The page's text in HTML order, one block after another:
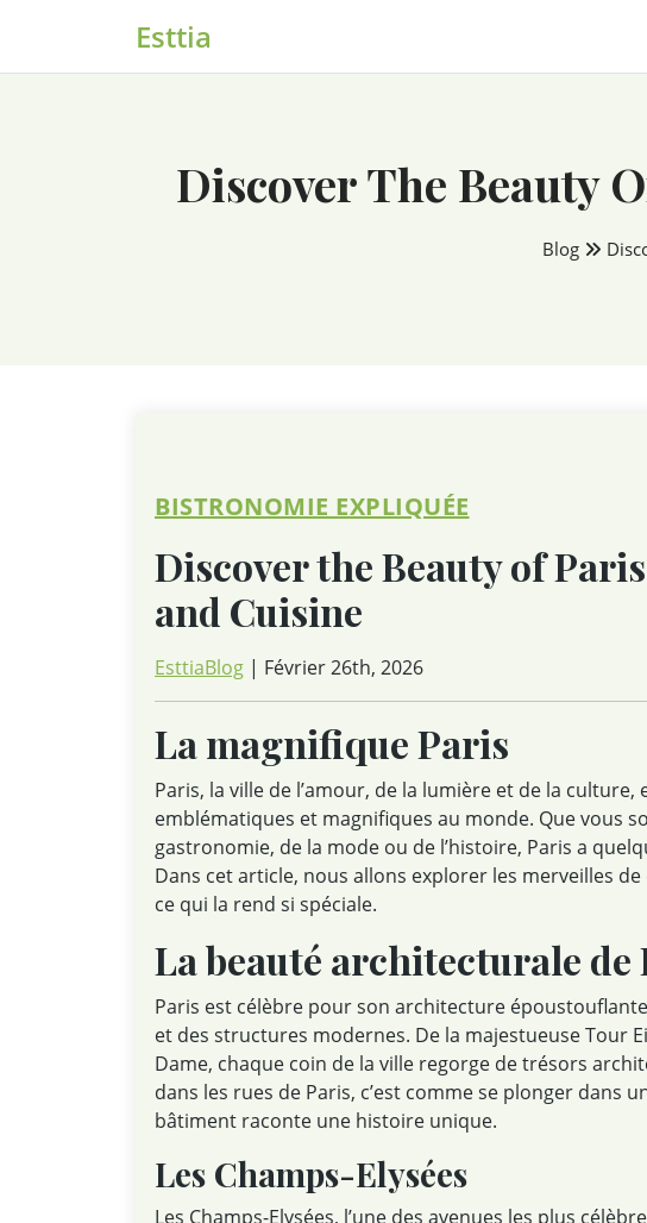
content
Esttia
Discover The Beauty
Blog
BISTRONOMIE EXPLIQUÉE
Discover the Beauty of
and Cuisine
EsttiaBlog | Février 26th, 2026
La magnifique Paris
Paris, la ville de l’amour, de la lumière et de la culture,
emblématiques et magnifiques au monde. Que vous
gastronomie, de la mode ou de l’histoire, Paris a
Dans cet article, nous allons explorer les merveilles
ce qui la rend si spéciale.
La beauté architecturale de
Paris est célèbre pour son architecture
et des structures modernes. De la majestueuse Tour
Dame, chaque coin de la ville regorge de trésors
dans les rues de Paris, c’est comme se plonger dans
bâtiment raconte une histoire unique.
Les Champs-Elysées
Les Champs-Elysées, l’une des avenues les plus